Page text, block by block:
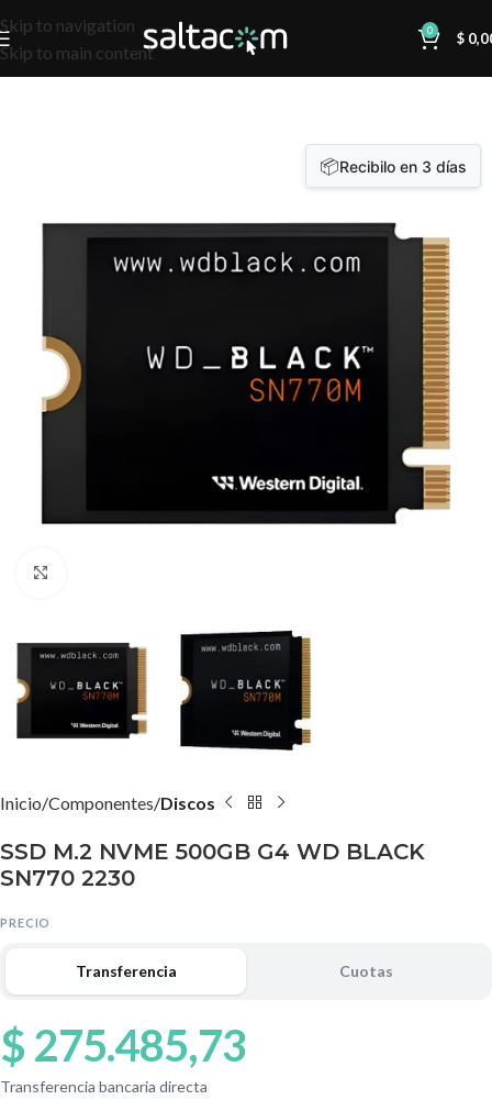
Skip to navigation
Skip to main content
0 $
📦Recibilo en 3 días
Inicio Componentes Discos
SSD M.2 NVME 500GB G4 WD BLACK
SN770 2230
PRECIO
Transferencia Cuotas
$ 275.485,73
Transferencia bancaria directa